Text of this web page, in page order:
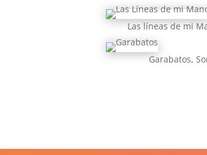
Las líneas de mi
Garabatos,